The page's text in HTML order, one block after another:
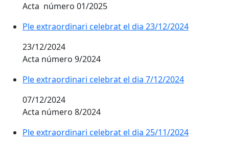
Acta número 01/2025
Ple extraordinari celebrat el dia 23/12/2024
23/12/2024
Acta número 9/2024
Ple extraordinari celebrat el dia 7/12/2024
07/12/2024
Acta número 8/2024
Ple extraordinari celebrat el dia 25/11/2024